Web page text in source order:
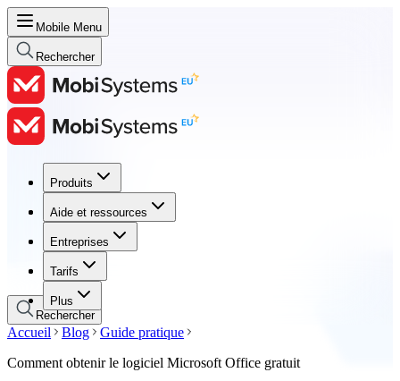
Mobile Menu
Rechercher
Produits
Aide et ressources
Entreprises
Tarifs
Plus
Produits
Aide et ressources
Entreprises
Tarifs
Rechercher
Accueil Blog
Guide pratique
Comment obtenir le logiciel Microsoft Office gratuit